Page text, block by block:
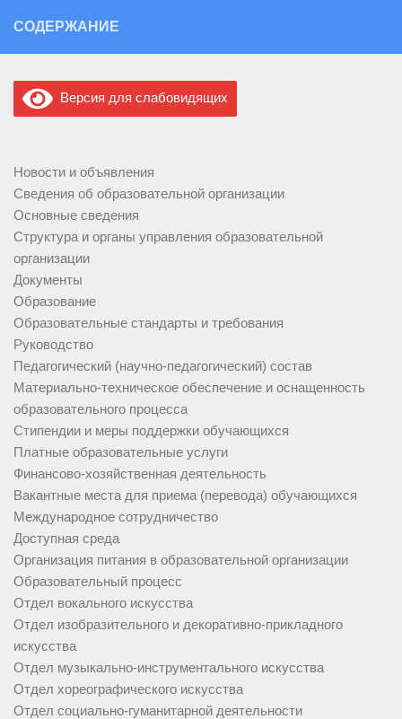
Перейти к содержимому
СОДЕРЖАНИЕ
Версия для слабовидящих
Новости и объявления
Сведения об образовательной организации
Основные сведения
Структура и органы управления образовательной
организации
Документы
Образование
Образовательные стандарты и требования
Руководство
Педагогический (научно-педагогический) состав
Материально-техническое обеспечение и оснащенность
образовательного процесса
Стипендии и меры поддержки обучающихся
Платные образовательные услуги
Финансово-хозяйственная деятельность
Вакантные места для приема (перевода) обучающихся
Международное сотрудничество
Доступная среда
Организация питания в образовательной организации
Образовательный процесс
Отдел вокального искусства
Отдел изобразительного и декоративно-прикладного
искусства
Отдел музыкально-инструментального искусства
Отдел хореографического искусства
Отдел социально-гуманитарной деятельности